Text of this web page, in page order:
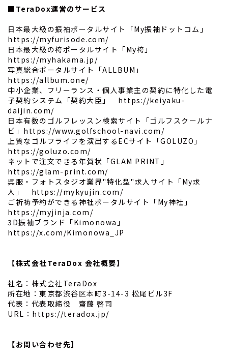
■TeraDox運営のサービス
日本最大級の振袖ポータルサイト「My振袖ドットコム」
https://myfurisode.com/
日本最大級の袴ポータルサイト「My袴」
https://myhakama.jp/
写真総合ポータルサイト「ALLBUM」
https://allbum.one/
中小企業、フリーランス・個人事業主の契約に特化した電
子契約システム「契約大臣」 https://keiyaku-
daijin.com/
日本有数のゴルフレッスン検索サイト「ゴルフスクールナ
ビ」 https://www.golfschool-navi.com/
上質なゴルフライフを演出するECサイト「GOLUZO」
https://goluzo.com/
ネットで注文できる年賀状「GLAM PRINT」
https://glam-print.com/
呉服・フォトスタジオ業界"特化型"求人サイト「My求
人」 https://mykyujin.com/
ご祈祷予約ができる神社ポータルサイト「My神社」
https://myjinja.com/
3D振袖ブランド「Kimonowa」
https://x.com/Kimonowa_JP
【株式会社TeraDox 会社概要】
社名：株式会社TeraDox
所在地：東京都渋谷区本町3-14-3 松尾ビル3F
代表：代表取締役 齋藤 啓司
URL： https://teradox.jp/
【お問い合わせ先】